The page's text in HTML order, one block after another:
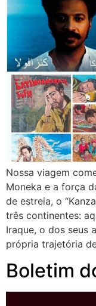
Nossa viagem
Moneka e a força
de estreia, o
três continentes:
Iraque, o dos seus
própria trajetória
Boletim